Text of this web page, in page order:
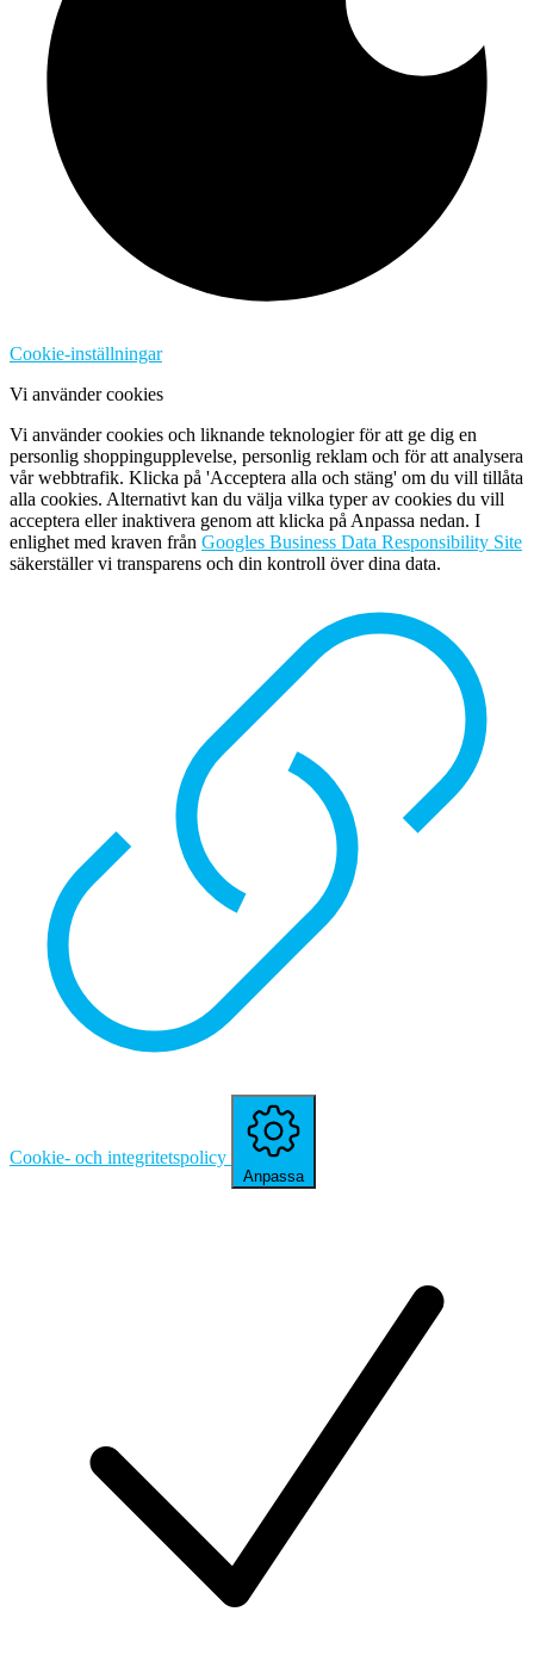
Cookie-inställningar
Vi använder cookies
Vi använder cookies och liknande teknologier för att ge dig en
personlig shoppingupplevelse, personlig reklam och för att analysera
vår webbtrafik. Klicka på 'Acceptera alla och stäng' om du vill tillåta
alla cookies. Alternativt kan du välja vilka typer av cookies du vill
acceptera eller inaktivera genom att klicka på Anpassa nedan. I
enlighet med kraven från Googles Business Data Responsibility Site
säkerställer vi transparens och din kontroll över dina data.
Cookie- och integritetspolicy
Anpassa